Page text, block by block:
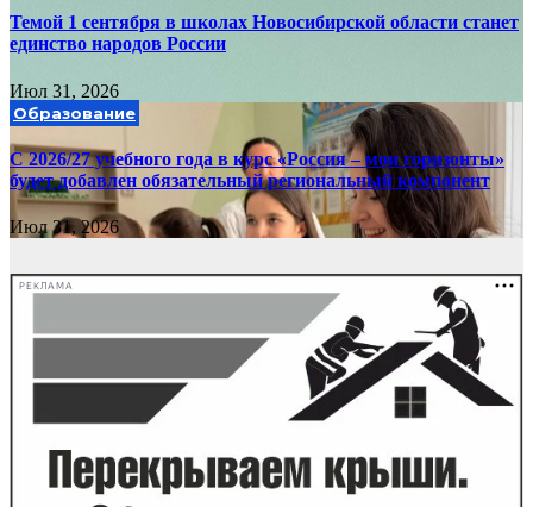
Темой 1 сентября в школах Новосибирской области станет
единство народов России
Июл 31, 2026
Образование
С 2026/27 учебного года в курс «Россия – мои горизонты»
будет добавлен обязательный региональный компонент
Июл 31, 2026
РЕКЛАМА